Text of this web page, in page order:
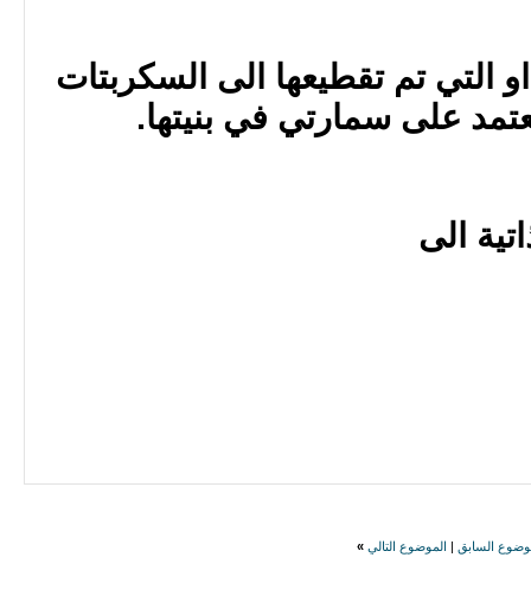
التي تم تقطيعها الى السكربتات
على سمارتي في بنيتها.
الى
السابق الموضوع التالي »